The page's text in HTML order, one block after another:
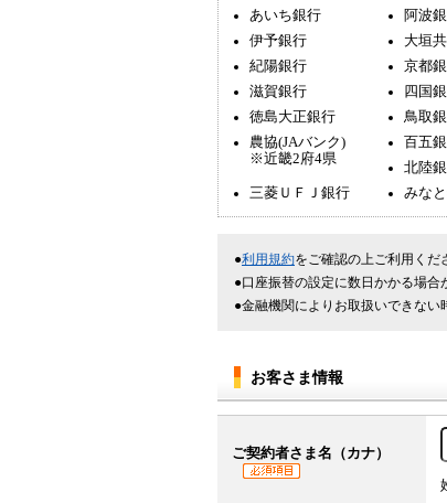
あいち銀行 阿波
伊予銀行
大垣
紀陽銀行
京都
滋賀銀行
四国
徳島大正銀行
鳥取
農協(JAバンク)
※近畿2府4県
百五
北陸
三菱ＵＦＪ銀行
みな
利用規約をご確認の上ご利用くだ
口座振替の設定に数日かかる場合
金融機関によりお取扱いできない
お客さま情報
ご契約者さま名（カナ）